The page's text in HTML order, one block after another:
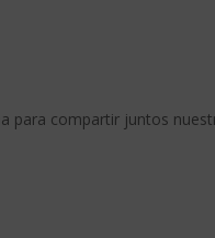
para compartir juntos